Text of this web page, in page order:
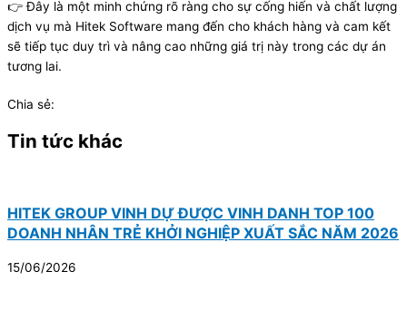
👉 Đây là một minh chứng rõ ràng cho sự cống hiến và chất lượng
dịch vụ mà Hitek Software mang đến cho khách hàng và cam kết
sẽ tiếp tục duy trì và nâng cao những giá trị này trong các dự án
tương lai.
Chia sẻ:
Tin tức khác
HITEK GROUP VINH DỰ ĐƯỢC VINH DANH TOP 100
DOANH NHÂN TRẺ KHỞI NGHIỆP XUẤT SẮC NĂM 2026
15/06/2026